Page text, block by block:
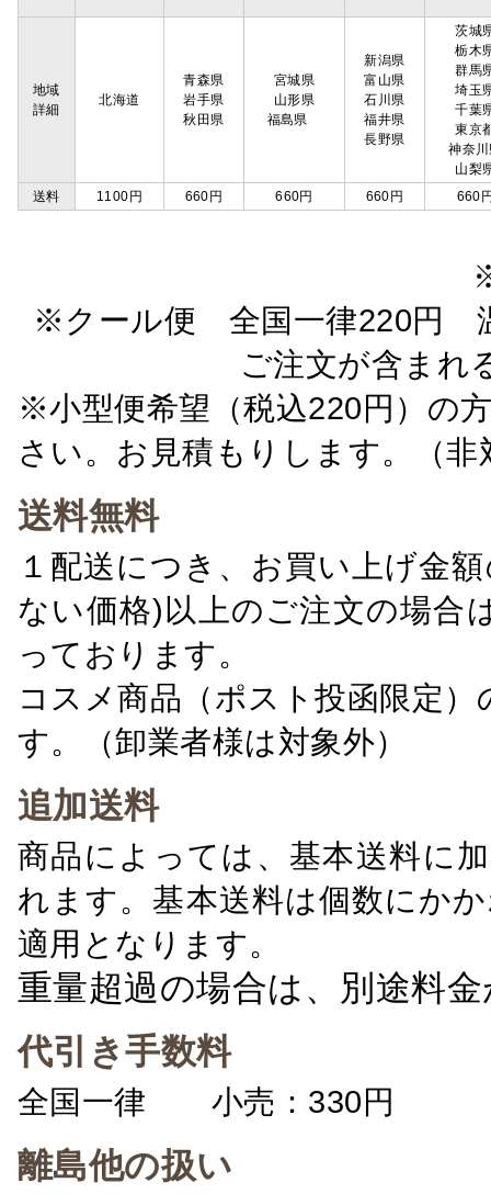
地域
詳細
北海道
青森県
岩手県
秋田県
宮城県
山形県
福島県
新潟県
富山県
石川県
福井県
長野県
茨城
栃木
群馬
埼玉
千葉
東京
神奈
山梨
送料
1100円 660円 660円 660円 660
※クール便 全国一律220円
ご注文が含ま
※小型便希望（税込220円）の
さい。お見積もりします。（非
送料無料
１配送につき、お買い上げ金
ない価格)以上のご注文の場合
っております。
コスメ商品（ポスト投函限定
す。（卸業者様は対象外）
追加送料
商品によっては、基本送料に
れます。基本送料は個数にか
適用となります。
重量超過の場合は、別途料
代引き手数料
全国一律 小売：330円 卸
離島他の扱い